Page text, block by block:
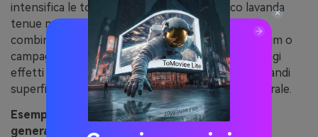
intensifica le tonalità bacca, mentre il bianco lavanda
tenue mantiene il contrasto netto. Usa questa
combinazione per poster nightlife, copertine album o
campagne visive di forte impatto. Consiglio: aggiungi
effetti glow con l'accento rosa-lilla, ma lascia le grandi
superfici di sfondo scure per quell’atmosfera teatrale.
Esempio di immagine “bacca di mezzanotte”
generata con media.io